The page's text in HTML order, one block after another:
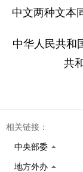
中文两种文本
中华人民
共
相关链接：
中央部委
地方外办